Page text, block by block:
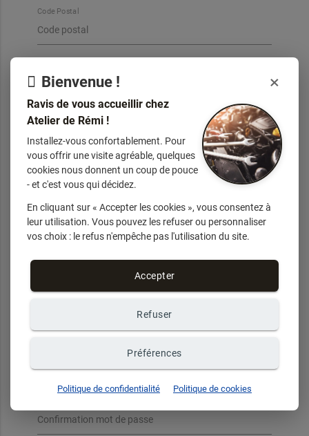
Code Postal
Votre mot de passe doit être composé d'au moins 8 caractères
et contenir au moins une majuscule, une minuscule et un
Email de connexion
Bienvenue ! ×
Ravis de vous accueillir chez
Atelier de Rémi !
Installez-vous confortablement. Pour
vous offrir une visite agréable, quelques
cookies nous donnent un coup de pouce
- et c'est vous qui décidez.
En cliquant sur « Accepter les cookies », vous consentez à
leur utilisation. Vous pouvez les refuser ou personnaliser
vos choix : le refus n'empêche pas l'utilisation du site.
Accepter
Refuser
Préférences
Politique de confidentialité Politique de cookies